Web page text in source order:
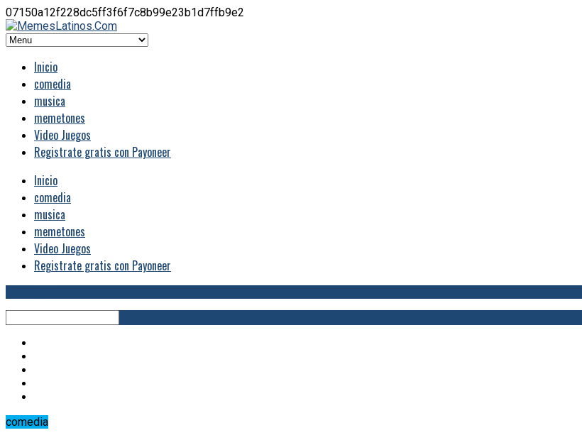
07150a12f228dc5ff3f6f7c8b99e23b1d7ffb9e2
Inicio
comedia
musica
memetones
Video Juegos
Registrate gratis con Payoneer
Inicio
comedia
musica
memetones
Video Juegos
Registrate gratis con Payoneer
comedia